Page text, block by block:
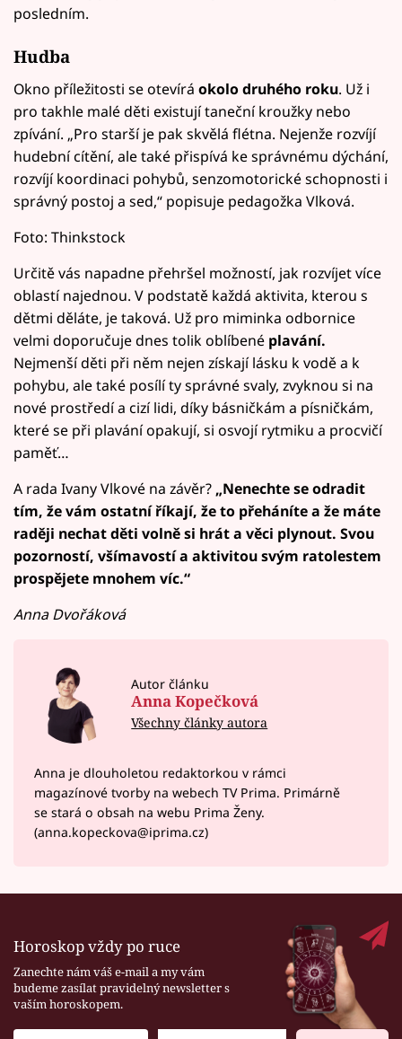
posledním.
Hudba
Okno příležitosti se otevírá okolo druhého roku. Už i
pro takhle malé děti existují taneční kroužky nebo
zpívání. „Pro starší je pak skvělá flétna. Nejenže rozvíjí
hudební cítění, ale také přispívá ke správnému dýchání,
rozvíjí koordinaci pohybů, senzomotorické schopnosti i
správný postoj a sed,“ popisuje pedagožka Vlková.
Foto: Thinkstock
Určitě vás napadne přehršel možností, jak rozvíjet více
oblastí najednou. V podstatě každá aktivita, kterou s
dětmi děláte, je taková. Už pro miminka odbornice
velmi doporučuje dnes tolik oblíbené plavání.
Nejmenší děti při něm nejen získají lásku k vodě a k
pohybu, ale také posílí ty správné svaly, zvyknou si na
nové prostředí a cizí lidi, díky básničkám a písničkám,
které se při plavání opakují, si osvojí rytmiku a procvičí
paměť…
A rada Ivany Vlkové na závěr? „Nenechte se odradit
tím, že vám ostatní říkají, že to přeháníte a že máte
raději nechat děti volně si hrát a věci plynout. Svou
pozorností, všímavostí a aktivitou svým ratolestem
prospějete mnohem víc.“
Anna Dvořáková
Autor článku
Anna Kopečková
Všechny články autora
Anna je dlouholetou redaktorkou v rámci
magazínové tvorby na webech TV Prima. Primárně
se stará o obsah na webu Prima Ženy.
(anna.kopeckova@iprima.cz)
Horoskop vždy po ruce
Zanechte nám váš e-mail a my vám
budeme zasílat pravidelný newsletter s
vaším horoskopem.